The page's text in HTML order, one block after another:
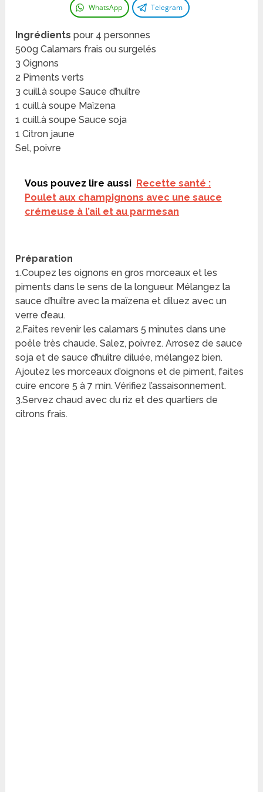
WhatsApp Telegram
Ingrédients pour 4 personnes
500g Calamars frais ou surgelés
3 Oignons
2 Piments verts
3 cuill.à soupe Sauce d’huître
1 cuill.à soupe Maïzena
1 cuill.à soupe Sauce soja
1 Citron jaune
Sel, poivre
Vous pouvez lire aussi Recette santé :
Poulet aux champignons avec une sauce
crémeuse à l’ail et au parmesan
Préparation
1.Coupez les oignons en gros morceaux et les
piments dans le sens de la longueur. Mélangez la
sauce d’huître avec la maïzena et diluez avec un
verre d’eau.
2.Faites revenir les calamars 5 minutes dans une
poêle très chaude. Salez, poivrez. Arrosez de sauce
soja et de sauce d’huître diluée, mélangez bien.
Ajoutez les morceaux d’oignons et de piment, faites
cuire encore 5 à 7 min. Vérifiez l’assaisonnement.
3.Servez chaud avec du riz et des quartiers de
citrons frais.